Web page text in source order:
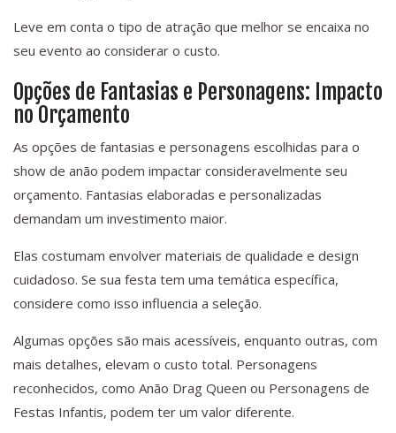
Leve em conta o tipo de atração que melhor se encaixa no
seu evento ao considerar o custo.
Opções de Fantasias e Personagens: Impacto
no Orçamento
As opções de fantasias e personagens escolhidas para o
show de anão podem impactar consideravelmente seu
orçamento. Fantasias elaboradas e personalizadas
demandam um investimento maior.
Elas costumam envolver materiais de qualidade e design
cuidadoso. Se sua festa tem uma temática específica,
considere como isso influencia a seleção.
Algumas opções são mais acessíveis, enquanto outras, com
mais detalhes, elevam o custo total. Personagens
reconhecidos, como Anão Drag Queen ou Personagens de
Festas Infantis, podem ter um valor diferente.